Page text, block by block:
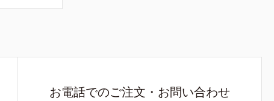
お電話でのご注文・お問い合わせ